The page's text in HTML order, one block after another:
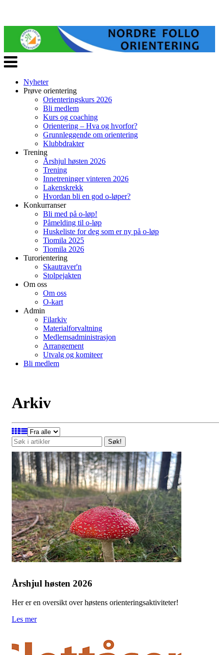
Veksle
navigasjon
Nyheter
Prøve orientering
Orienteringskurs 2026
Bli medlem
Kurs og coaching
Orientering – Hva og hvorfor?
Grunnleggende om orientering
Klubbdrakter
Trening
Årshjul høsten 2026
Trening
Innetreninger vinteren 2026
Lakenskrekk
Hvordan bli en god o-løper?
Konkurranser
Bli med på o-løp!
Påmelding til o-løp
Huskeliste for deg som er ny på o-løp
Tiomila 2025
Tiomila 2026
Turorientering
Skautraver'n
Stolpejakten
Om oss
Om oss
O-kart
Admin
Filarkiv
Materialforvaltning
Medlemsadministrasjon
Arrangement
Utvalg og komiteer
Bli medlem
Arkiv
Søk!
Årshjul høsten 2026
Her er en oversikt over høstens orienteringsaktiviteter!
Les mer